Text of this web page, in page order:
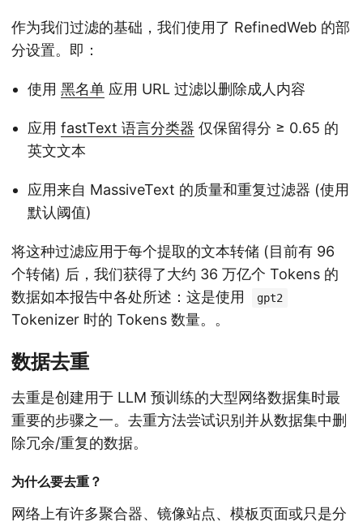
作为我们过滤的基础，我们使用了 RefinedWeb 的部
分设置。即：
使用 黑名单 应用 URL 过滤以删除成人内容
应用 fastText 语言分类器 仅保留得分 ≥ 0.65 的
英文文本
应用来自 MassiveText 的质量和重复过滤器 (使用
默认阈值)
将这种过滤应用于每个提取的文本转储 (目前有 96
个转储) 后，我们获得了大约 36 万亿个 Tokens 的
数据如本报告中各处所述：这是使用 gpt2
Tokenizer 时的 Tokens 数量。 。
数据去重
去重是创建用于 LLM 预训练的大型网络数据集时最
重要的步骤之一。去重方法尝试识别并从数据集中删
除冗余/重复的数据。
为什么要去重？
网络上有许多聚合器、镜像站点、模板页面或只是分